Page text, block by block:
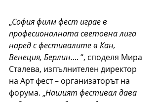
„София филм фест играе в
професионалната световна лига
наред с фестивалите в Кан,
Венеция, Берлин.... “, споделя Мира
Сталева, изпълнителен директор
на Арт фест – организаторът на
форума. „Нашият фестивал дава